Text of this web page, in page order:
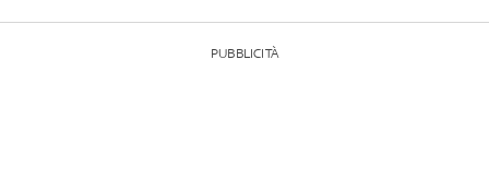
PUBBLICITÀ